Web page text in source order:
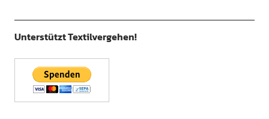
Unterstützt Textilvergehen!